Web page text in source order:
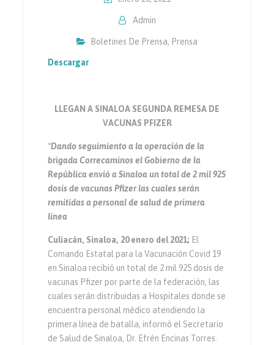
Admin
Boletines De Prensa, Prensa
Descargar
LLEGAN A SINALOA SEGUNDA REMESA DE
VACUNAS PFIZER
*Dando seguimiento a la operación de la
brigada Correcaminos el Gobierno de la
República envió a Sinaloa un total de 2 mil 925
dosis de vacunas Pfizer las cuales serán
remitidas a personal de salud de primera
línea
Culiacán, Sinaloa, 20 enero del 2021; El
Comando Estatal para la Vacunación Covid 19
en Sinaloa recibió un total de 2 mil 925 dosis de
vacunas Pfizer por parte de la federación, las
cuales serán distribuidas a Hospitales donde se
encuentra personal médico atendiendo la
primera línea de batalla, informó el Secretario
de Salud de Sinaloa, Dr. Efrén Encinas Torres.